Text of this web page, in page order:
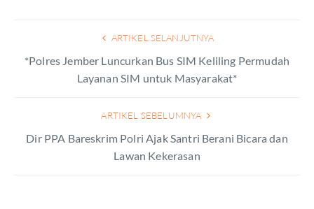
ARTIKEL SELANJUTNYA
*Polres Jember Luncurkan Bus SIM Keliling Permudah
Layanan SIM untuk Masyarakat*
ARTIKEL SEBELUMNYA
Dir PPA Bareskrim Polri Ajak Santri Berani Bicara dan
Lawan Kekerasan